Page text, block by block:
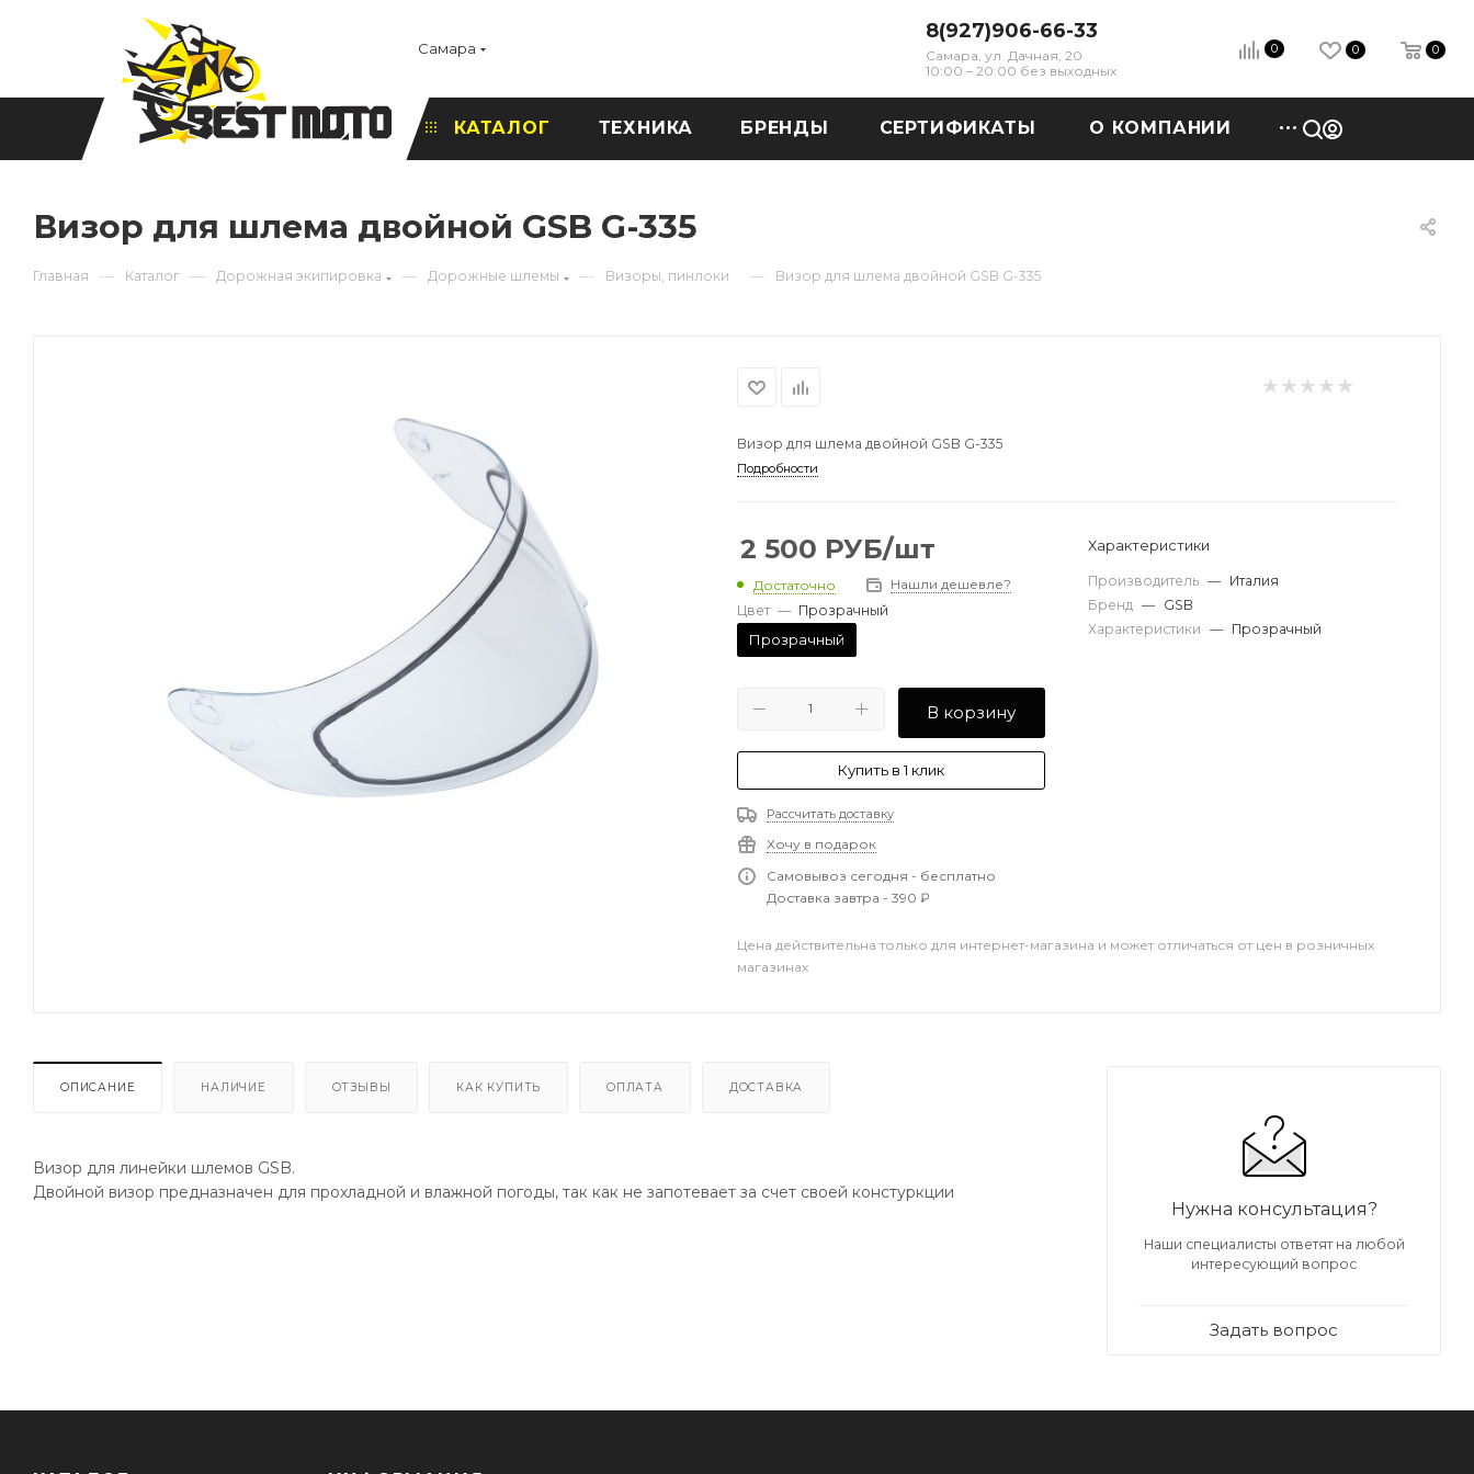
Самара
8(927)906-66-33
Самара, ул. Дачная, 20
10:00 – 20:00 без выходных
0 0 0
КАТАЛОГ ТЕХНИКА БРЕНДЫ СЕРТИФИКАТЫ О КОМПАНИИ
Визор для шлема двойной GSB G-335
Главная — Каталог — Дорожная экипировка — Дорожные шлемы — Визоры, пинлоки — Визор для шлема двойной GSB G-335
Визор для шлема двойной GSB G-335
Подробности
2 500 РУБ/шт
Достаточно
Нашли дешевле?
Цвет — Прозрачный
Прозрачный
В корзину
Купить в 1 клик
Рассчитать доставку
Хочу в подарок
Самовывоз сегодня - бесплатно
Доставка завтра - 390 ₽
Характеристики
Производитель — Италия
Бренд — GSB
Характеристики — Прозрачный
Цена действительна только для интернет-магазина и может отличаться от цен в розничных
магазинах
ОПИСАНИЕ НАЛИЧИЕ ОТЗЫВЫ КАК КУПИТЬ ОПЛАТА ДОСТАВКА
Визор для линейки шлемов GSB.
Двойной визор предназначен для прохладной и влажной погоды, так как не запотевает за счет своей констуркции
Нужна консультация?
Наши специалисты ответят на любой
интересующий вопрос
Задать вопрос